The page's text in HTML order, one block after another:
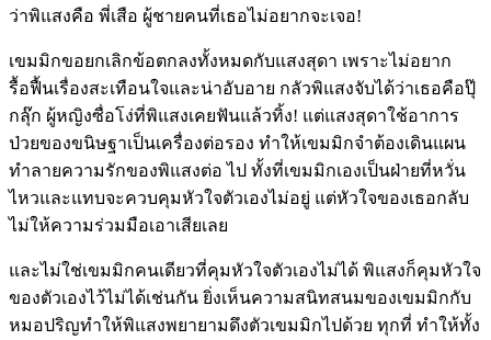
ว่าพิแสงคือ พี่เสือ ผู้ชายคนที่เธอไม่อยากจะเจอ!
เขมมิกขอยกเลิกข้อตกลงทั้งหมดกับแสงสุดา เพราะไม่อยาก
รื้อฟื้นเรื่องสะเทือนใจและน่าอับอาย กลัวพิแสงจับได้ว่าเธอคือปุ๊
กลุ๊ก ผู้หญิงซื่อโง่ที่พิแสงเคยฟันแล้วทิ้ง! แต่แสงสุดาใช้อาการ
ป่วยของขนิษฐาเป็นเครื่องต่อรอง ทำให้เขมมิกจำต้องเดินแผน
ทำลายความรักของพิแสงต่อ ไป ทั้งที่เขมมิกเองเป็นฝ่ายที่หวั่น
ไหวและแทบจะควบคุมหัวใจตัวเองไม่อยู่ แต่หัวใจของเธอกลับ
ไม่ให้ความร่วมมือเอาเสียเลย
และไม่ใช่เขมมิกคนเดียวที่คุมหัวใจตัวเองไม่ได้ พิแสงก็คุมหัวใจ
ของตัวเองไว้ไม่ได้เช่นกัน ยิ่งเห็นความสนิทสนมของเขมมิกกับ
หมอปริญทำให้พิแสงพยายามดึงตัวเขมมิกไปด้วย ทุกที่ ทำให้ทั้ง